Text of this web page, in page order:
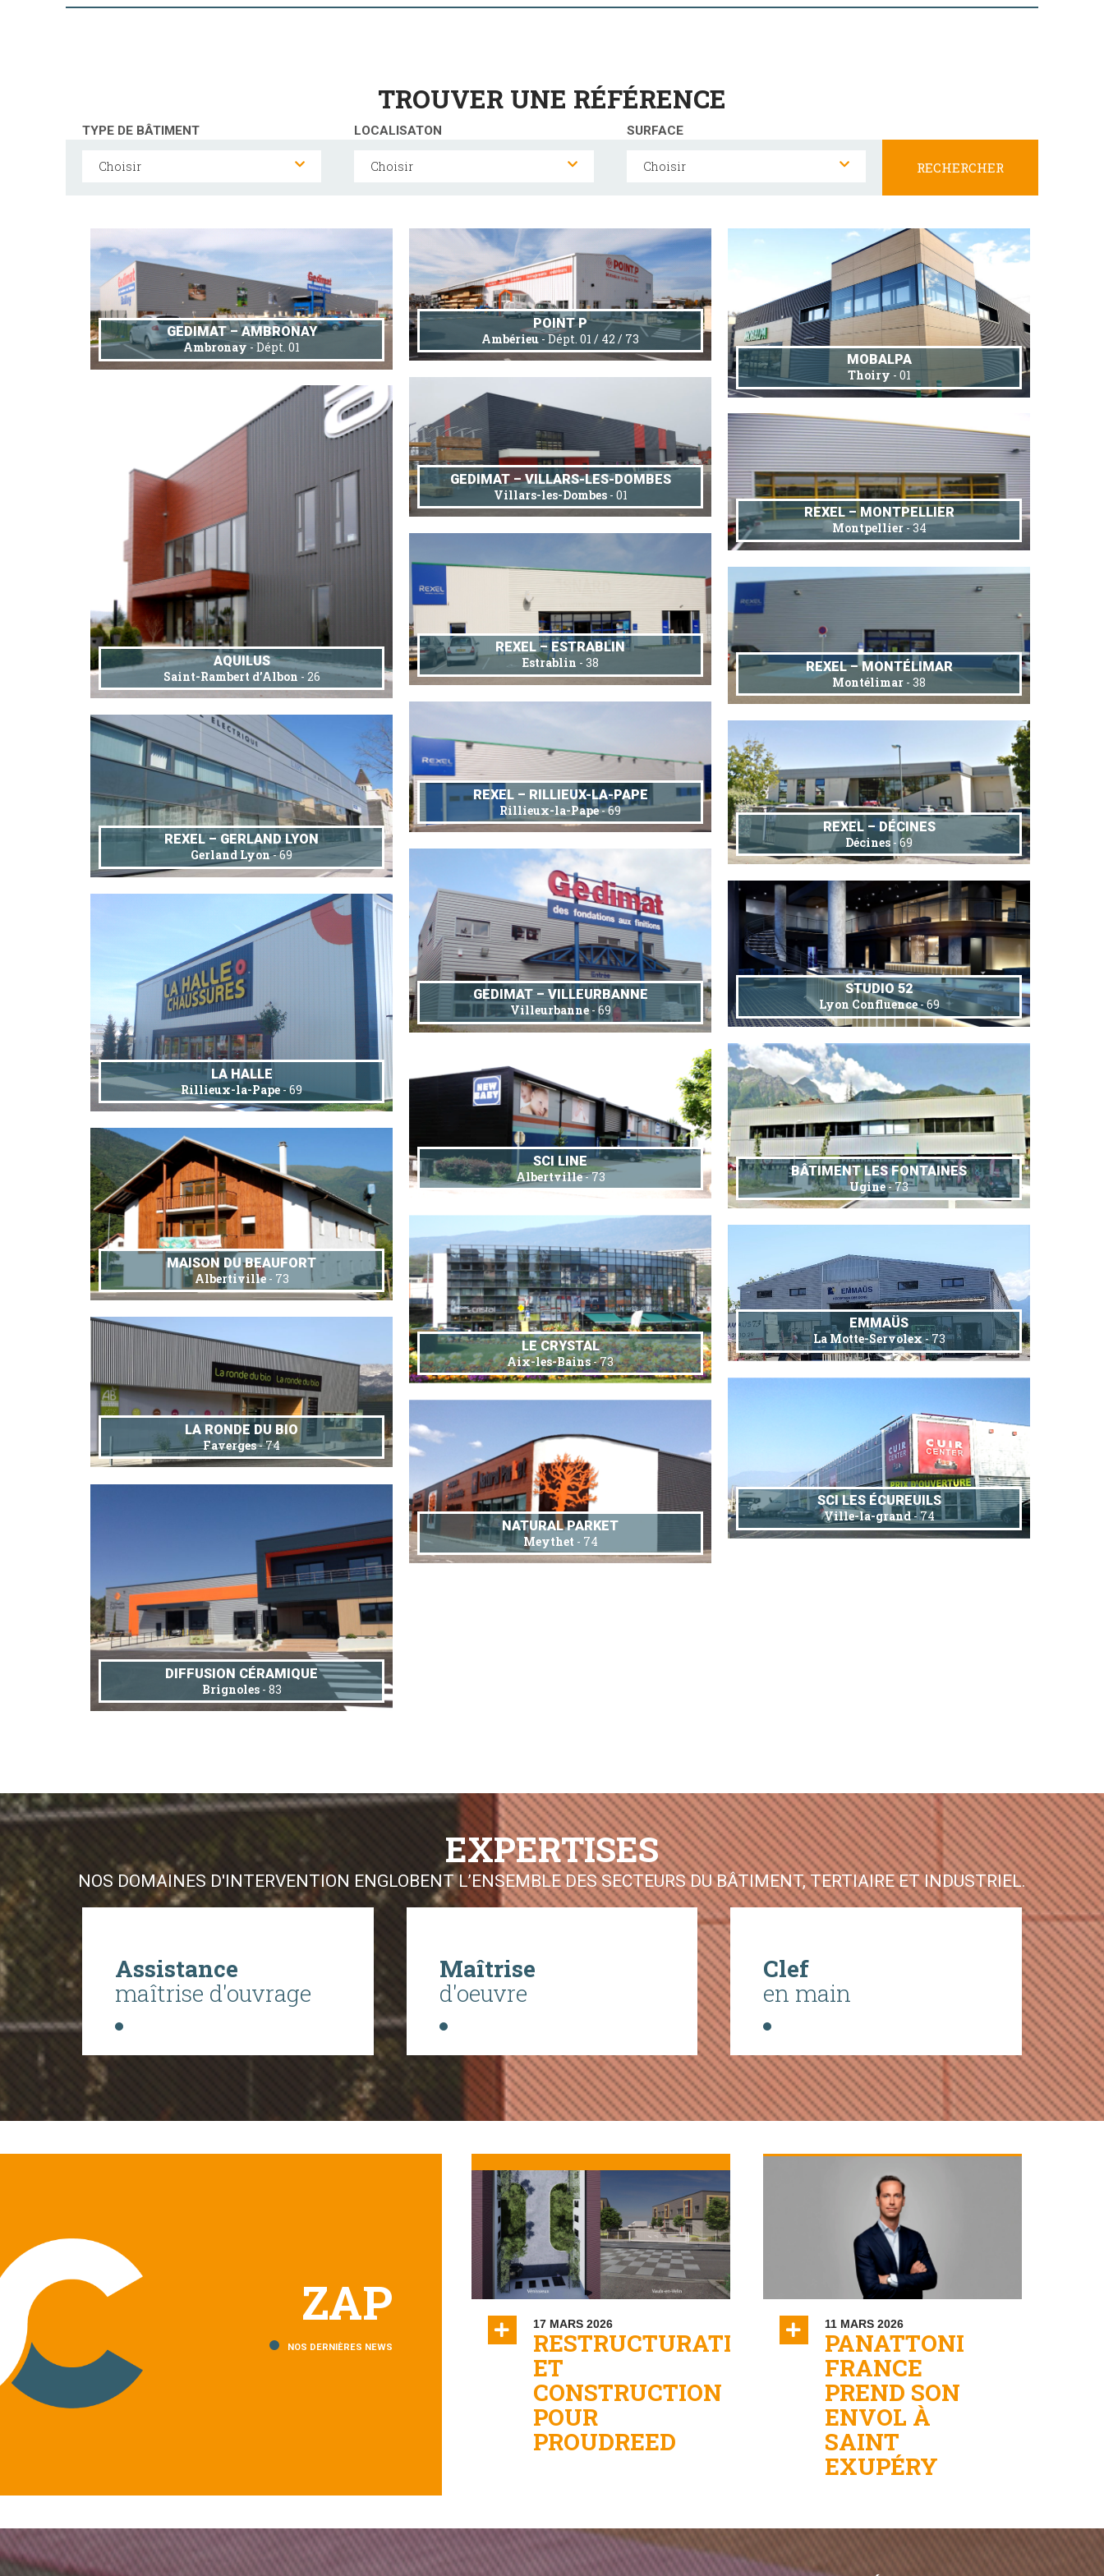
TROUVER UNE RÉFÉRENCE
TYPE DE BÂTIMENT
Choisir
LOCALISATON
Choisir
SURFACE
Choisir
GEDIMAT – AMBRONAY
Ambronay - Dépt. 01
POINT P
Ambérieu- Dépt. 01 / 42 / 73
MOBALPA
Thoiry - 01
GEDIMAT – VILLARS-LES-DOMBES
Villars-les-Dombes- 01
AQUILUS
Saint-Rambert d’Albon - 26
REXEL – MONTPELLIER
Montpellier- 34
REXEL – ESTRABLIN
Estrablin - 38
REXEL – MONTÉLIMAR
Montélimar - 38
REXEL – RILLIEUX-LA-PAPE
Rillieux-la-Pape- 69
REXEL – GERLAND LYON
Gerland Lyon- 69
REXEL – DÉCINES
Décines - 69
GEDIMAT – VILLEURBANNE
Villeurbanne- 69
STUDIO 52
Lyon Confluence- 69
LA HALLE
Rillieux-la-Pape- 69
BÂTIMENT LES FONTAINES
Ugine- 73
SCI LINE
Albertville- 73
MAISON DU BEAUFORT
Albertiville- 73
LE CRYSTAL
Aix-les-Bains- 73
EMMAÜS
La Motte-Servolex- 73
LA RONDE DU BIO
Faverges- 74
SCI LES ÉCUREUILS
Ville-la-grand- 74
NATURAL PARKET
Meythet - 74
DIFFUSION CÉRAMIQUE
Brignoles- 83
EXPERTISES
NOS DOMAINES D'INTERVENTION ENGLOBENT L’ENSEMBLE DES SECTEURS DU BÂTIMENT, TERTIAIRE ET INDUSTRIEL.
Assistance
maîtrise d'ouvrage
Maîtrise
d'oeuvre
Clef
en main
ZAP
NOS DERNIÈRES NEWS
17 MARS 2026
RESTRUCTURATION
ET
CONSTRUCTION
POUR
PROUDREED
11 MARS 2026
PANATTONI
FRANCE
PREND SON
ENVOL À
SAINT
EXUPÉRY